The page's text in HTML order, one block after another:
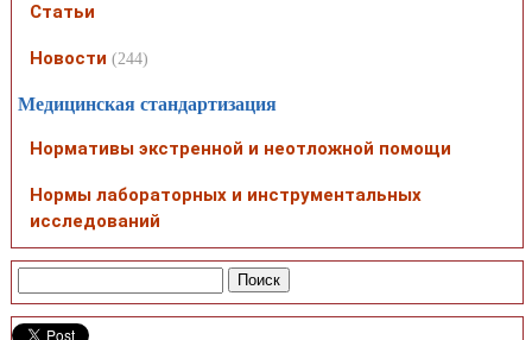
Статьи
Новости (244)
Медицинская стандартизация
Нормативы экстренной и неотложной помощи
Нормы лабораторных и инструментальных
исследований